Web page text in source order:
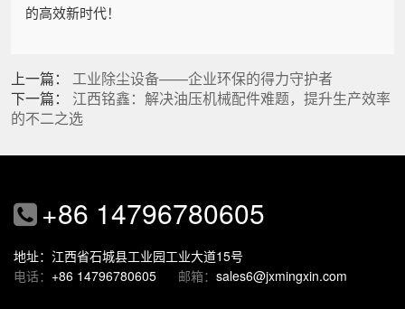
的高效新时代！
上一篇： 工业除尘设备——企业环保的得力守护者
下一篇： 江西铭鑫：解决油压机械配件难题，提升生产效率
的不二之选
+86 14796780605
地址：江西省石城县工业园工业大道15号
电话： +86 14796780605 邮箱： sales6@jxmingxin.com